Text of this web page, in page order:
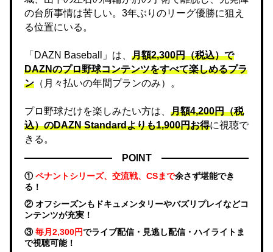
の台所事情は苦しい。3年ぶりのリーグ優勝に狙え
る位置にいる。
「DAZN Baseball」は、 月額2,300円（税込）で
DAZNのプロ野球コンテンツをすべて楽しめるプラ
ン （月々払いの年間プランのみ）。
プロ野球だけを楽しみたい方は、 月額4,200円（税
込）のDAZN Standard​よりも1,900円お得に視聴で
きる。
POINT
①ペナントシリーズ、交流戦、CSまで余さず堪能でき
る！
② オフシーズンもドキュメンタリーやバズリプレイなどコ
ンテンツが充実！
③毎月2,300円でライブ配信・見逃し配信・ハイライトま
で視聴可能！